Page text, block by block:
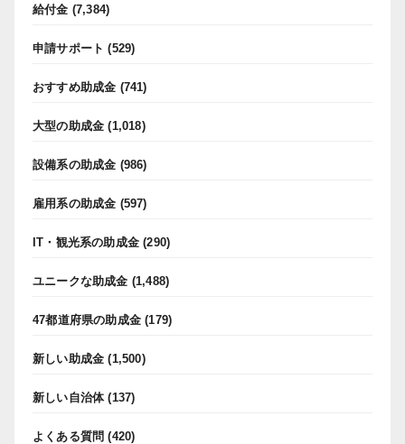
給付金 (7,384)
申請サポート (529)
おすすめ助成金 (741)
大型の助成金 (1,018)
設備系の助成金 (986)
雇用系の助成金 (597)
IT・観光系の助成金 (290)
ユニークな助成金 (1,488)
47都道府県の助成金 (179)
新しい助成金 (1,500)
新しい自治体(137)
よくある質問 (420)